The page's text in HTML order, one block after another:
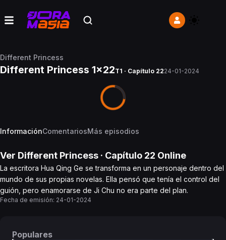
Different Princess
Different Princess 1x22T1 · Capítulo 2224-01-2024
InformaciónComentariosMás episodios
Ver Different Princess · Capítulo 22 Online
La escritora Hua Qing Ge se transforma en un personaje dentro del
mundo de sus propias novelas. Ella pensó que tenía el control del
guión, pero enamorarse de Ji Chu no era parte del plan.
Fecha de emisión: 24-01-2024
Populares